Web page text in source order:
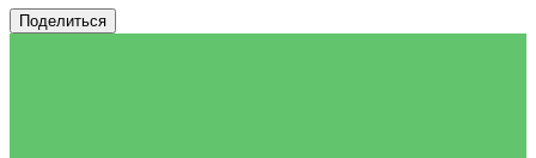
Поделиться